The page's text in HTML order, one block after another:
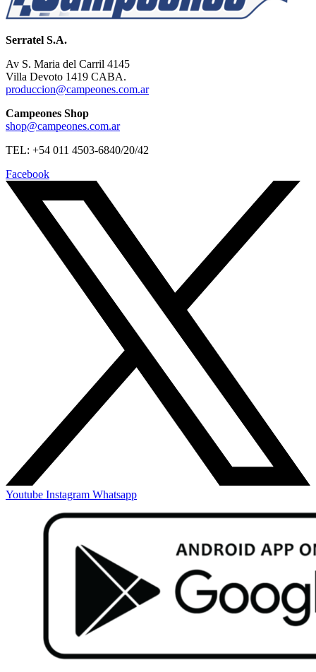
Serratel S.A.
Av S. Maria del Carril 4145
Villa Devoto 1419 CABA.
produccion@campeones.com.ar
Campeones Shop
shop@campeones.com.ar
TEL: +54 011 4503-6840/20/42
Facebook
Youtube Instagram Whatsapp